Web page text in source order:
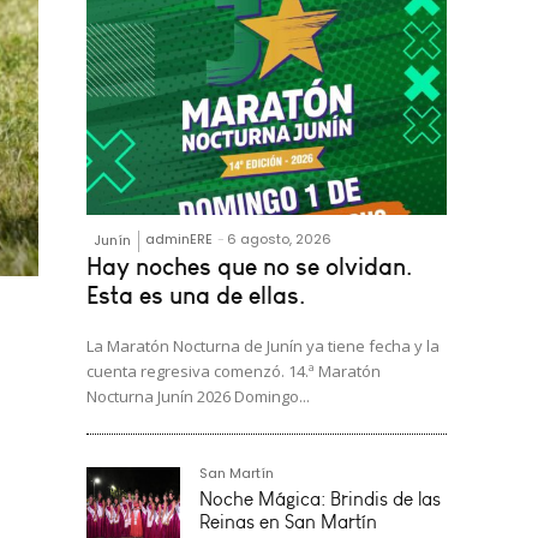
Junín adminERE - 6 agosto, 2026
Hay noches que no se olvidan.
Esta es una de ellas.
La Maratón Nocturna de Junín ya tiene fecha y la
cuenta regresiva comenzó. 14.ª Maratón
Nocturna Junín 2026 Domingo...
San Martín
Noche Mágica: Brindis de las
Reinas en San Martín